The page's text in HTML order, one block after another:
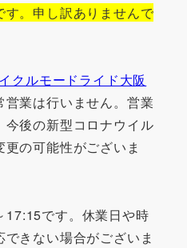
。申し訳ありませんで
クルモードライド大阪
業は行いません。営業
今後の新型コロナウイル
の可能性がございま
17:15です。休業日や時
きない場合がございま